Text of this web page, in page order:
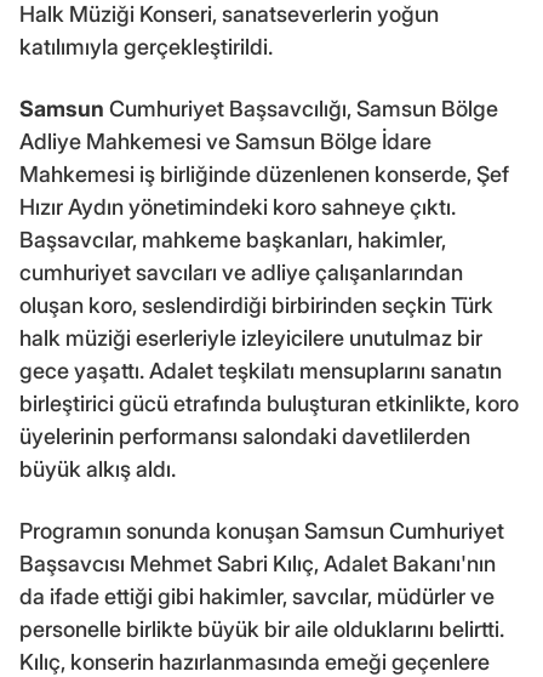
Halk Müziği Konseri, sanatseverlerin yoğun
katılımıyla gerçekleştirildi.
Samsun Cumhuriyet Başsavcılığı, Samsun Bölge
Adliye Mahkemesi ve Samsun Bölge İdare
Mahkemesi iş birliğinde düzenlenen konserde, Şef
Hızır Aydın yönetimindeki koro sahneye çıktı.
Başsavcılar, mahkeme başkanları, hakimler,
cumhuriyet savcıları ve adliye çalışanlarından
oluşan koro, seslendirdiği birbirinden seçkin Türk
halk müziği eserleriyle izleyicilere unutulmaz bir
gece yaşattı. Adalet teşkilatı mensuplarını sanatın
birleştirici gücü etrafında buluşturan etkinlikte, koro
üyelerinin performansı salondaki davetlilerden
büyük alkış aldı.
Programın sonunda konuşan Samsun Cumhuriyet
Başsavcısı Mehmet Sabri Kılıç, Adalet Bakanı'nın
da ifade ettiği gibi hakimler, savcılar, müdürler ve
personelle birlikte büyük bir aile olduklarını belirtti.
Kılıç, konserin hazırlanmasında emeği geçenlere